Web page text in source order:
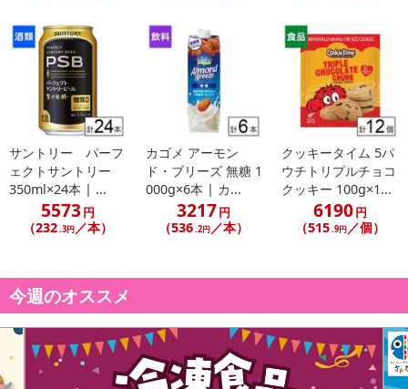
サントリー パーフ
ェクトサントリー
350ml×24本 | ...
5573円
（232.3円／本）
カゴメ アーモン
ド・ブリーズ 無糖 1
000g×6本 | カ...
3217円
（536.2円／本）
クッキータイム 5パ
ウチトリプルチョコ
クッキー 100g×1...
6190円
（515.9円／個）
今週のオススメ